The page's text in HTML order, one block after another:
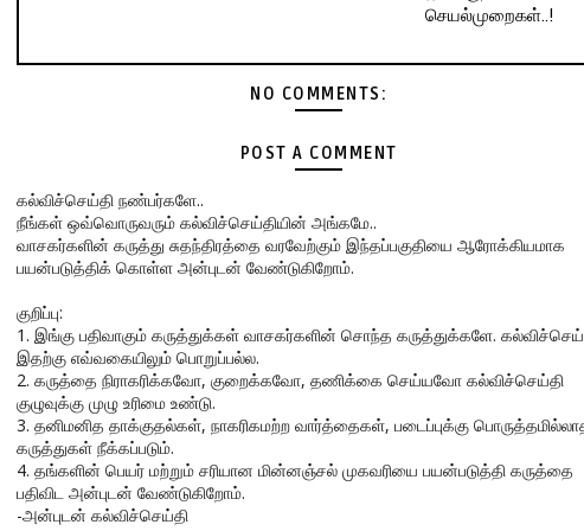
செயல்முறைகள்..!
NO COMMENTS:
POST A COMMENT
கல்விச்செய்தி நண்பர்களே..
நீங்கள் ஒவ்வொருவரும் கல்விச்செய்தியின் அங்கமே..
வாசகர்களின் கருத்து சுதந்திரத்தை வரவேற்கும் இந்தப்பகுதியை ஆரோக்கியமாக
பயன்படுத்திக் கொள்ள அன்புடன் வேண்டுகிறோம்.
குறிப்பு:
1. இங்கு பதிவாகும் கருத்துக்கள் வாசகர்களின் சொந்த கருத்துக்களே.
இதற்கு எவ்வகையிலும் பொறுப்பல்ல.
2. கருத்தை நிராகரிக்கவோ, குறைக்கவோ, தணிக்கை செய்யவோ கல்விச்செய்தி
குழுவுக்கு முழு உரிமை உண்டு.
3. தனிமனித தாக்குதல்கள், நாகரிகமற்ற வார்த்தைகள், படைப்புக்கு
கருத்துகள் நீக்கப்படும்.
4. தங்களின் பெயர் மற்றும் சரியான மின்னஞ்சல் முகவரியை பயன்படுத்தி கருத்தை
பதிவிட அன்புடன் வேண்டுகிறோம்.
-அன்புடன் கல்விச்செய்தி